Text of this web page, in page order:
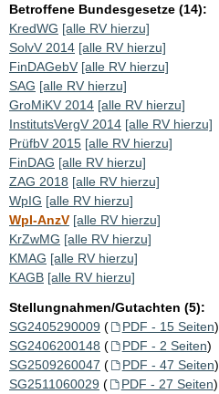
Betroffene Bundesgesetze (14):
KredWG [alle RV hierzu]
SolvV 2014 [alle RV hierzu]
FinDAGebV [alle RV hierzu]
SAG [alle RV hierzu]
GroMiKV 2014 [alle RV hierzu]
InstitutsVergV 2014 [alle RV hierzu]
PrüfbV 2015 [alle RV hierzu]
FinDAG [alle RV hierzu]
ZAG 2018 [alle RV hierzu]
WpIG [alle RV hierzu]
WpI-AnzV [alle RV hierzu]
KrZwMG [alle RV hierzu]
KMAG [alle RV hierzu]
KAGB [alle RV hierzu]
Stellungnahmen/Gutachten (5):
SG2405290009 ( PDF - 15 Seiten)
SG2406200148 ( PDF - 2 Seiten)
SG2509260047 ( PDF - 47 Seiten)
SG2511060029 ( PDF - 27 Seiten)